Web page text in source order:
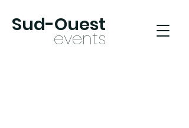
events
Sud-Ouest